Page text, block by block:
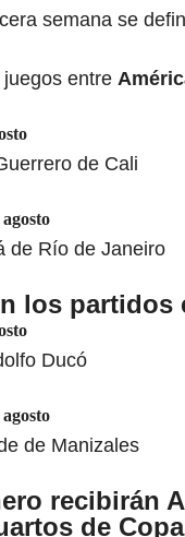
semana se
entre
de Cali
de Río de Janeiro
los partidos
Ducó
de Manizales
recibirán
de